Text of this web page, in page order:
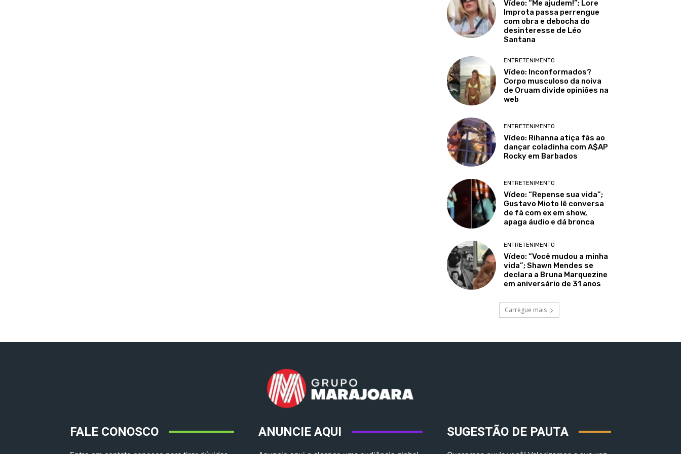
Vídeo: “Me ajudem!”; Lore
Improta passa perrengue
com obra e debocha do
desinteresse de Léo
Santana
ENTRETENIMENTO
Vídeo: Inconformados?
Corpo musculoso da noiva
de Oruam divide opiniões na
web
ENTRETENIMENTO
Vídeo: Rihanna atiça fãs ao
dançar coladinha com A$AP
Rocky em Barbados
ENTRETENIMENTO
Vídeo: “Repense sua vida”;
Gustavo Mioto lê conversa
de fã com ex em show,
apaga áudio e dá bronca
ENTRETENIMENTO
Vídeo: “Você mudou a minha
vida”; Shawn Mendes se
declara a Bruna Marquezine
em aniversário de 31 anos
Carregue mais
FALE CONOSCO ANUNCIE AQUI SUGESTÃO DE PAUTA